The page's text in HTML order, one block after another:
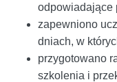
odpowiadające
zapewniono
dniach, w
przygotowano
szkolenia i